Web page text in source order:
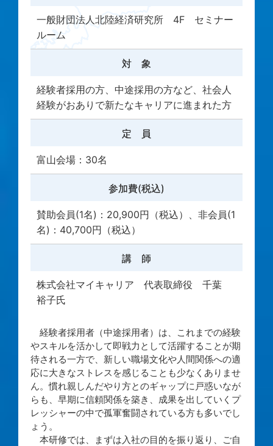
一般財団法人北陸経済研究所 4F セミナー
ルーム
対 象
経験者採用の方、中途採用の方など、社会人
経験がおありで新たなキャリアに進まれた方
定 員
富山会場：30名
参加費(税込)
賛助会員(1名)：20,900円（税込）、非会員(1
名)：40,700円（税込）
講 師
株式会社マイキャリア 代表取締役 千葉
裕子氏
経験者採用者（中途採用者）は、これまでの経験
やスキルを活かして即戦力として活躍することが期
待される一方で、新しい職場文化や人間関係への適
応に大きなストレスを感じることも少なくありませ
ん。慣れ親しんだやり方とのギャップに戸惑いなが
らも、早期に信頼関係を築き、成果を出していくプ
レッシャーの中で孤軍奮闘されている方も多いでし
ょう。
本研修では、まずは入社の目的を振り返り、ご自